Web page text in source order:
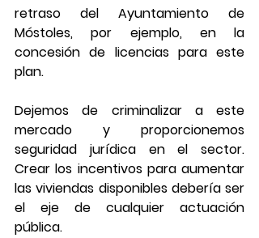
retraso del Ayuntamiento de
Móstoles, por ejemplo, en la
concesión de licencias para este
plan.
Dejemos de criminalizar a este
mercado y proporcionemos
seguridad jurídica en el sector.
Crear los incentivos para aumentar
las viviendas disponibles debería ser
el eje de cualquier actuación
pública.